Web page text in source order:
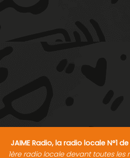
JAIME Radio, la radio locale N°1
1ère radio locale devant toutes les